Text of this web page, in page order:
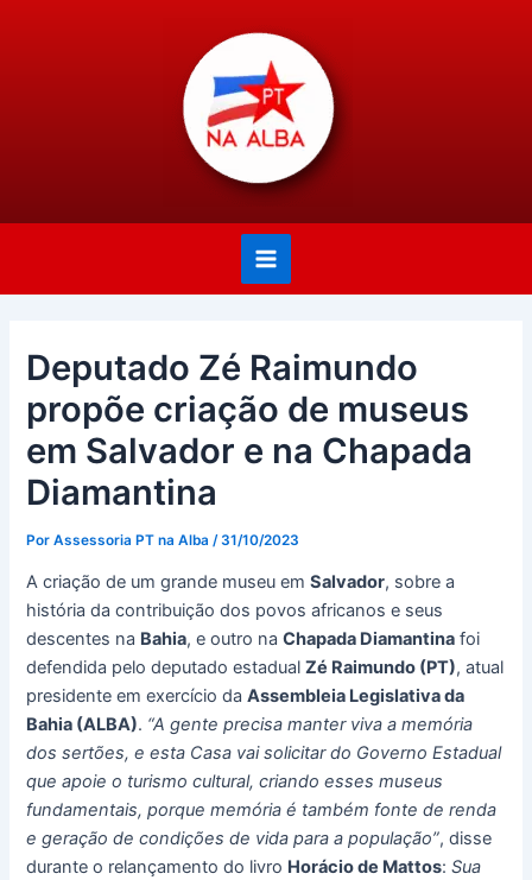
Menu
Deputado Zé Raimundo
propõe criação de museus
em Salvador e na Chapada
Diamantina
PorAssessoria PT na Alba/31/10/2023
A criação de um grande museu emSalvador, sobre a
história da contribuição dos povos africanos e seus
descentes na Bahia, e outro naChapada Diamantina foi
defendida pelo deputado estadualZé Raimundo (PT), atual
presidente em exercício daAssembleia Legislativa da
Bahia (ALBA). “A gente precisa manter viva a memória
dos sertões, e esta Casa vai solicitar do Governo Estadual
que apoie o turismo cultural, criando esses museus
fundamentais, porque memória é também fonte de renda
e geração de condições de vida para a população”, disse
durante o relançamento do livro Horácio de Mattos: Sua